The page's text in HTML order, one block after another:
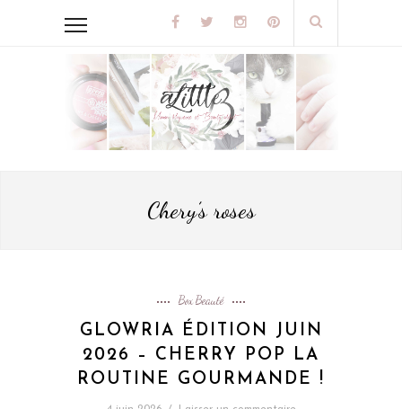
Chery’s roses
Box Beauté
GLOWRIA ÉDITION JUIN
2026 – CHERRY POP LA
ROUTINE GOURMANDE !